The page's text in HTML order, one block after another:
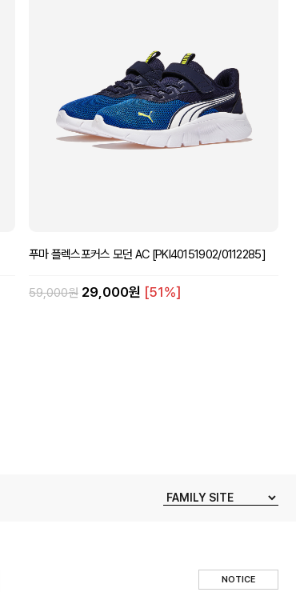
푸마 플렉스포커스 모던 AC [PKI40151902/0112285]
59,000원 29,000원 [51%]
NOTICE